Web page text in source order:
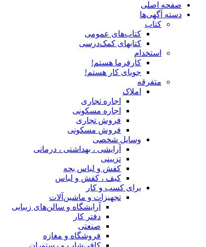
صفحه اصلی
دسته آگهی‌ها
کتاب
کتاب‌های عمومی
کتابهای کمک‌درسی
استخدام
کارفرما هستم!
جویای کار هستم!
متفرقه
املاک
اجاره تجاری
اجاره مسکونی
فروش تجاری
فروش مسکونی
وسایل شخصی
آرایشی ، بهداشتی ، درمانی
تزیینی
کفش و لباس بچه
کیف ، کفش و لباس
برای کسب و کار
تجهیزات و ماشین‌آلات
آرایشگاه و سالن‌های زیبایی
دفتر کار
صنعتی
فروشگاه و مغازه